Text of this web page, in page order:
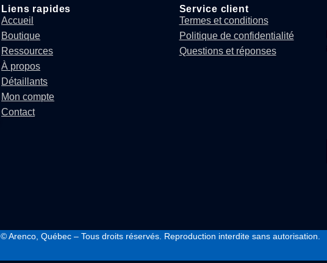
Liens rapides
Accueil
Boutique
Ressources
À propos
Détaillants
Mon compte
Contact
Service client
Termes et conditions
Politique de confidentialité
Questions et réponses
© Arenco, Québec – Tous droits réservés. Reproduction interdite sans autorisation.